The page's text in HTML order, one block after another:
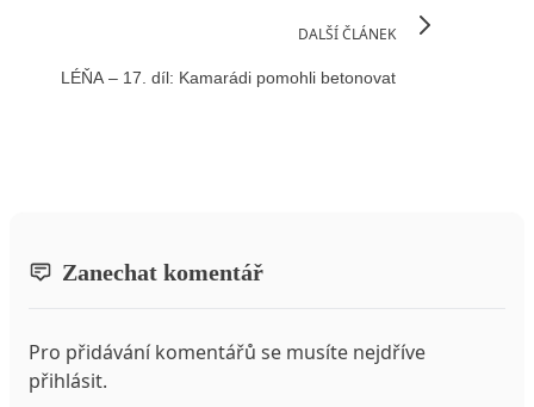
DALŠÍ ČLÁNEK
LÉŇA – 17. díl: Kamarádi pomohli betonovat
Zanechat komentář
Pro přidávání komentářů se musíte nejdříve
přihlásit.